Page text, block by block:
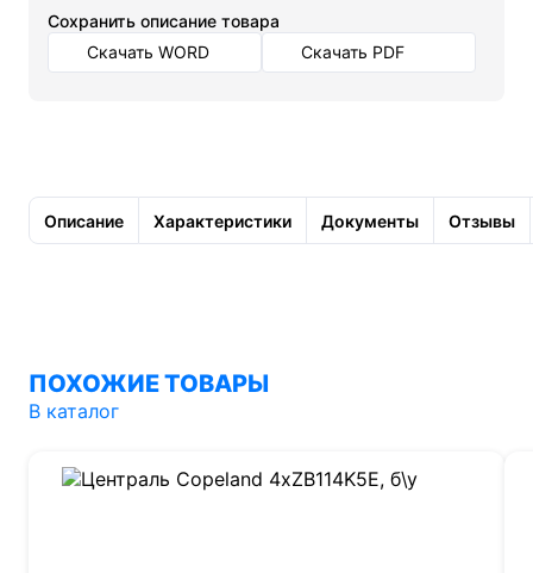
Cохранить описание товара
Скачать WORD
Скачать PDF
Описание Характеристики Документы Отзывы
ПОХОЖИЕ ТОВАРЫ
В каталог